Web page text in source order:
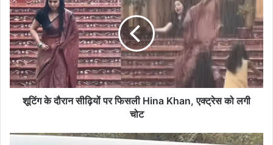
दौरान
सीढ़ियों
पर
फिसली
Hina
Khan,
एक्ट्रेस
शूटिंग के दौरान सीढ़ियों पर फिसली Hina Khan, एक्ट्रेस को लगी
चोट
UP:-